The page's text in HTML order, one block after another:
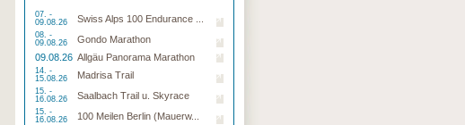
07. -
09.08.26
Swiss Alps 100 Endurance ...
08. -
09.08.26
Gondo Marathon
09.08.26 Allgäu Panorama Marathon
14. -
15.08.26
Madrisa Trail
15. -
16.08.26
Saalbach Trail u. Skyrace
15. -
16.08.26
100 Meilen Berlin (Mauerw...